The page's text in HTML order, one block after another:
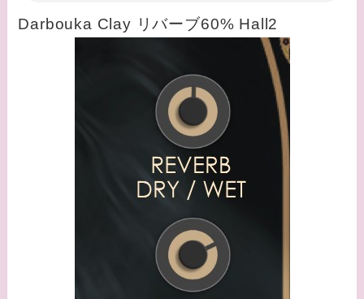
Darbouka Clay リバーブ60% Hall2